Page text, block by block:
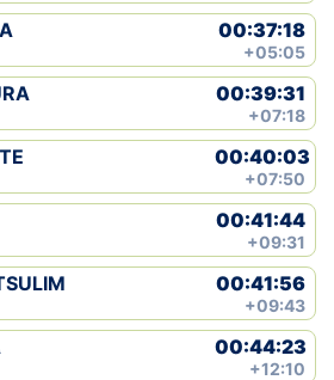
00:37:18
+05:05
00:39:31
+07:18
00:40:03
+07:50
00:41:44
+09:31
00:41:56
+09:43
00:44:23
+12:10